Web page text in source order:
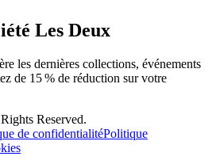
Les Deux
les dernières collections, événements
de 15 % de réduction sur votre
Reserved.
de confidentialitéPolitique